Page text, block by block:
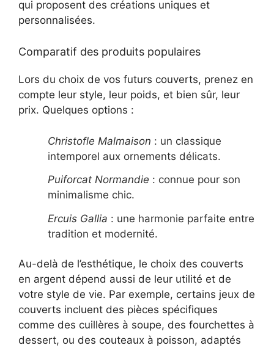
qui proposent des créations uniques et
personnalisées.
Comparatif des produits populaires
Lors du choix de vos futurs couverts, prenez en
compte leur style, leur poids, et bien sûr, leur
prix. Quelques options :
Christofle Malmaison : un classique
intemporel aux ornements délicats.
Puiforcat Normandie : connue pour son
minimalisme chic.
Ercuis Gallia : une harmonie parfaite entre
tradition et modernité.
Au-delà de l’esthétique, le choix des couverts
en argent dépend aussi de leur utilité et de
votre style de vie. Par exemple, certains jeux de
couverts incluent des pièces spécifiques
comme des cuillères à soupe, des fourchettes à
dessert, ou des couteaux à poisson, adaptés